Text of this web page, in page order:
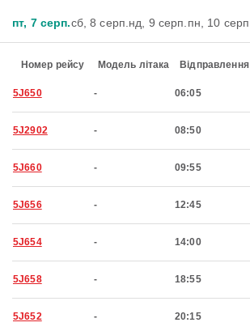
пт, 7 серп.сб, 8 серп. нд, 9 серп. пн, 10 серп.
Номер рейсу Модель літака Відправлення
5J650 - 06:05
5J2902 - 08:50
5J660 - 09:55
5J656 - 12:45
5J654 - 14:00
5J658 - 18:55
5J652 - 20:15